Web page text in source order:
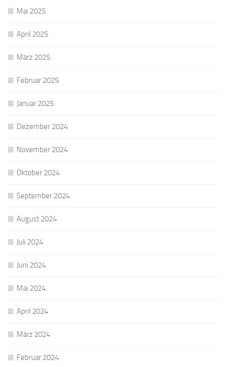
Mai 2025
April 2025
März 2025
Februar 2025
Januar 2025
Dezember 2024
November 2024
Oktober 2024
September 2024
August 2024
Juli 2024
Juni 2024
Mai 2024
April 2024
März 2024
Februar 2024